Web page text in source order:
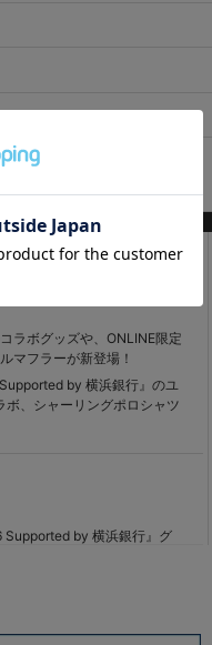
ラボグッズや、ONLINE限定
マフラーが新登場！
by 横浜銀行』のユ
ボ、シャーリングポロシャツ
by 横浜銀行』グ